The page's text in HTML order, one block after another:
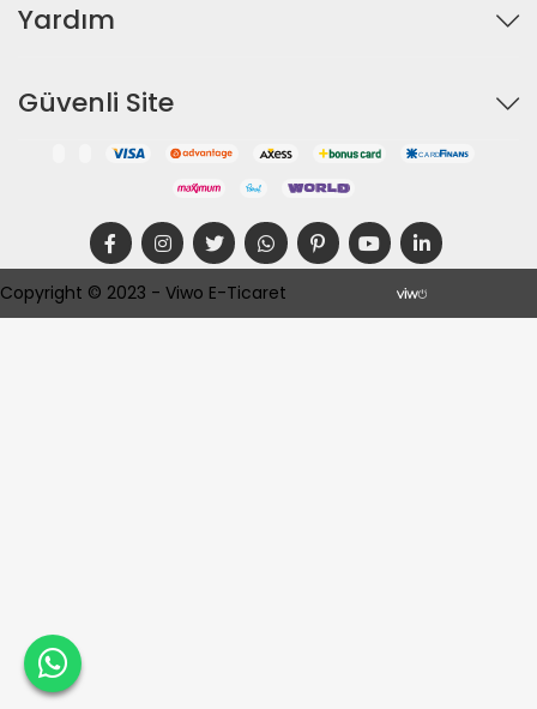
Yardım
Güvenli Site
Copyright © 2023 - Viwo E-Ticaret